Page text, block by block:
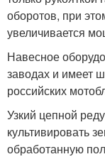
оборотов, при
увеличивается
Навесное
заводах и имеет
российских
Узкий цепной
культивировать
обработанную